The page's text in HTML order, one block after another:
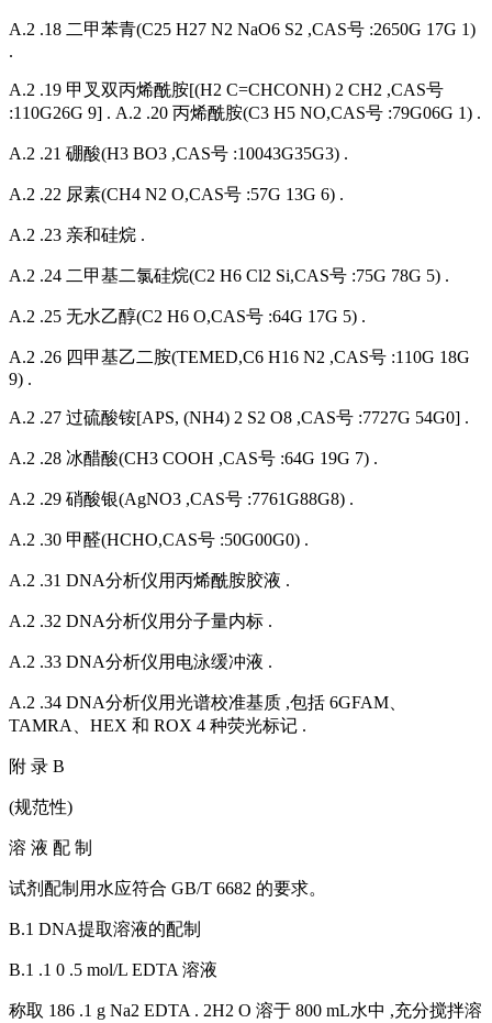
A.2 .18 二甲苯青(C25 H27 N2 NaO6 S2 ,CAS号 :2650G 17G 1)
.
A.2 .19 甲叉双丙烯酰胺[(H2 C=CHCONH) 2 CH2 ,CAS号
:110G26G 9] . A.2 .20 丙烯酰胺(C3 H5 NO,CAS号 :79G06G 1) .
A.2 .21 硼酸(H3 BO3 ,CAS号 :10043G35G3) .
A.2 .22 尿素(CH4 N2 O,CAS号 :57G 13G 6) .
A.2 .23 亲和硅烷 .
A.2 .24 二甲基二氯硅烷(C2 H6 Cl2 Si,CAS号 :75G 78G 5) .
A.2 .25 无水乙醇(C2 H6 O,CAS号 :64G 17G 5) .
A.2 .26 四甲基乙二胺(TEMED,C6 H16 N2 ,CAS号 :110G 18G
9) .
A.2 .27 过硫酸铵[APS, (NH4) 2 S2 O8 ,CAS号 :7727G 54G0] .
A.2 .28 冰醋酸(CH3 COOH ,CAS号 :64G 19G 7) .
A.2 .29 硝酸银(AgNO3 ,CAS号 :7761G88G8) .
A.2 .30 甲醛(HCHO,CAS号 :50G00G0) .
A.2 .31 DNA分析仪用丙烯酰胺胶液 .
A.2 .32 DNA分析仪用分子量内标 .
A.2 .33 DNA分析仪用电泳缓冲液 .
A.2 .34 DNA分析仪用光谱校准基质 ,包括 6GFAM、
TAMRA、HEX 和 ROX 4 种荧光标记 .
附 录 B
(规范性)
溶 液 配 制
试剂配制用水应符合 GB/T 6682 的要求。
B.1 DNA提取溶液的配制
B.1 .1 0 .5 mol/L EDTA 溶液
称取 186 .1 g Na2 EDTA . 2H2 O 溶于 800 mL水中 ,充分搅拌溶